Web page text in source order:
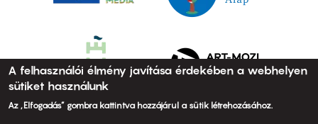
A felhasználói élmény javítása érdekében a webhelyen
sütiket használunk
Az „Elfogadás” gombra kattintva hozzájárul a sütik létrehozásához.